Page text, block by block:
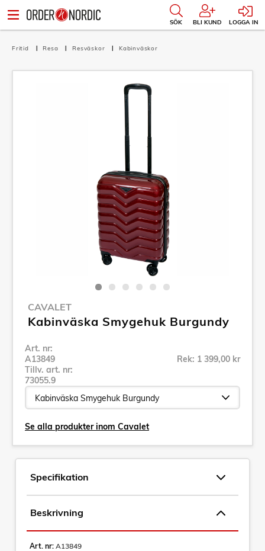
SÖK BLI KUND LOGGA IN
Fritid Resa Resväskor Kabinväskor
CAVALET
Kabinväska Smygehuk Burgundy
Art. nr:
A13849
Tillv. art. nr:
73055.9
Rek: 1 399,00 kr
Se alla produkter inom Cavalet
Specifikation
Beskrivning
Art. nr: A13849